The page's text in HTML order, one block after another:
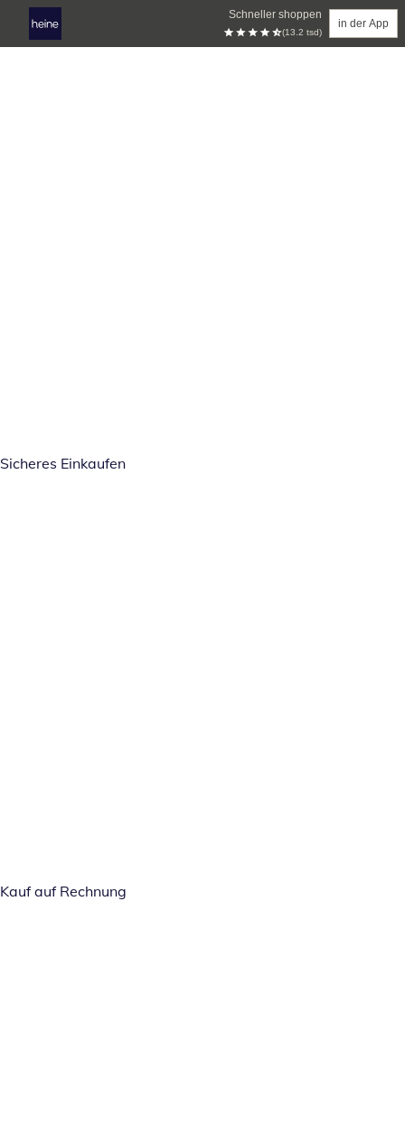
Schneller shoppen
(13.2 tsd)
in der App
Sicheres Einkaufen
Kauf auf Rechnung